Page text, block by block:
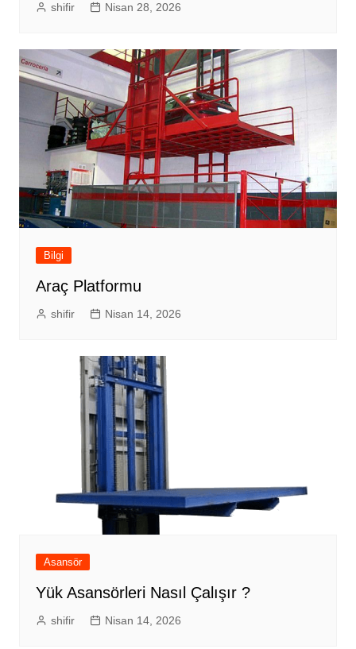
shifir Nisan 28, 2026
Bilgi
Araç Platformu
shifir Nisan 14, 2026
Asansör
Yük Asansörleri Nasıl Çalışır ?
shifir Nisan 14, 2026